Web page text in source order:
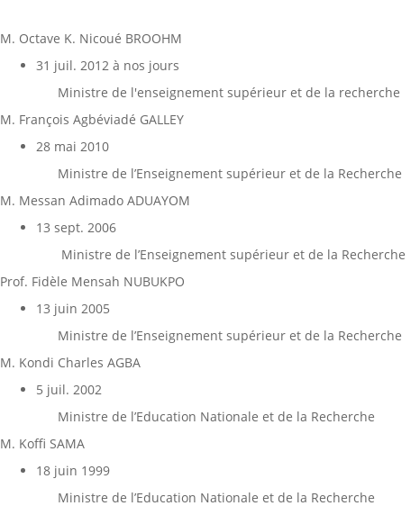
M. Octave K. Nicoué BROOHM
31 juil. 2012 à nos jours
Ministre de l'enseignement supérieur et de la recherche
M. François Agbéviadé GALLEY
28 mai 2010
Ministre de l’Enseignement supérieur et de la Recherche
M. Messan Adimado ADUAYOM
13 sept. 2006
Ministre de l’Enseignement supérieur et de la Recherche
Prof. Fidèle Mensah NUBUKPO
13 juin 2005
Ministre de l’Enseignement supérieur et de la Recherche
M. Kondi Charles AGBA
5 juil. 2002
Ministre de l’Education Nationale et de la Recherche
M. Koffi SAMA
18 juin 1999
Ministre de l’Education Nationale et de la Recherche